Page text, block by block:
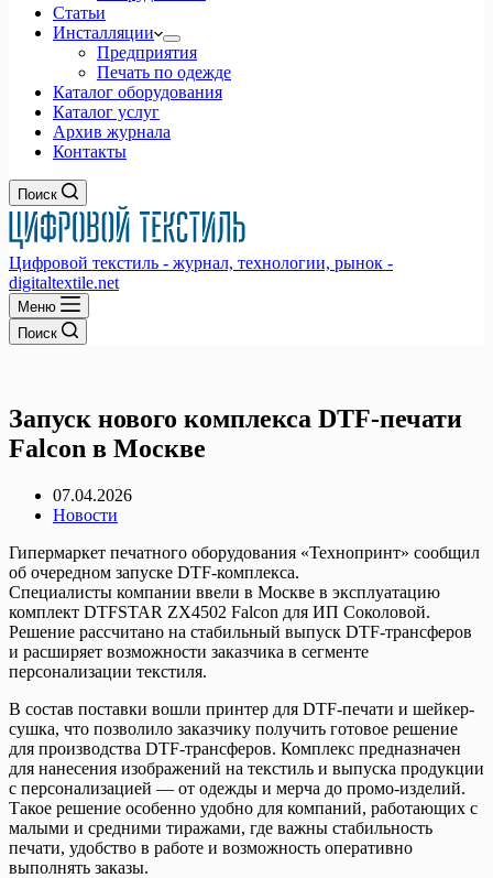
Статьи
Инсталляции
Предприятия
Печать по одежде
Каталог оборудования
Каталог услуг
Архив журнала
Контакты
Поиск
Цифровой текстиль - журнал, технологии, рынок -
digitaltextile.net
Меню
Поиск
Запуск нового комплекса DTF-печати
Falcon в Москве
07.04.2026
Новости
Гипермаркет печатного оборудования «Технопринт» сообщил
об очередном запуске DTF-комплекса.
Специалисты компании ввели в Москве в эксплуатацию
комплект DTFSTAR ZX4502 Falcon для ИП Соколовой.
Решение рассчитано на стабильный выпуск DTF-трансферов
и расширяет возможности заказчика в сегменте
персонализации текстиля.
В состав поставки вошли принтер для DTF-печати и шейкер-
сушка, что позволило заказчику получить готовое решение
для производства DTF-трансферов. Комплекс предназначен
для нанесения изображений на текстиль и выпуска продукции
с персонализацией — от одежды и мерча до промо-изделий.
Такое решение особенно удобно для компаний, работающих с
малыми и средними тиражами, где важны стабильность
печати, удобство в работе и возможность оперативно
выполнять заказы.